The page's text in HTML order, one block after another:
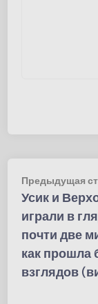
по
записям
Предыдущая
Усик и
играли в
почти две
как прошла
взглядов